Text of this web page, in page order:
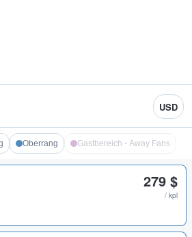
USD
Oberrang Gastbereich - Away Fans
279 $
/ kpl